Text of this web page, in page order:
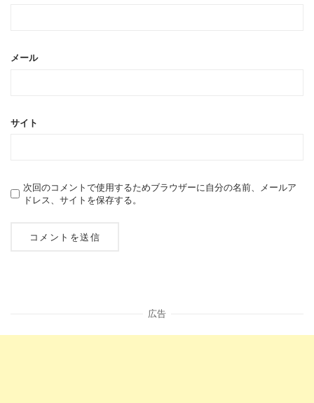
メール
サイト
次回のコメントで使用するためブラウザーに自分の名前、メールア
ドレス、サイトを保存する。
広告